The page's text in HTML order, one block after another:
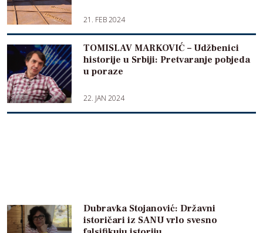
21. FEB 2024
TOMISLAV MARKOVIĆ – Udžbenici
historije u Srbiji: Pretvaranje pobjeda
u poraze
22. JAN 2024
Dubravka Stojanović: Državni
istoričari iz SANU vrlo svesno